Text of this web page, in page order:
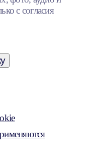
с согласия